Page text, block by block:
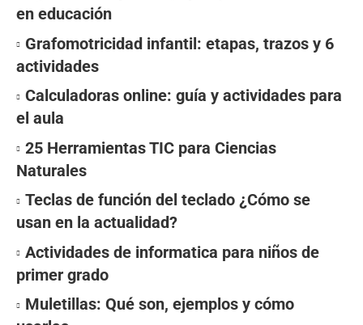
en educación
Grafomotricidad infantil: etapas, trazos y 6
actividades
Calculadoras online: guía y actividades para
el aula
25 Herramientas TIC para Ciencias
Naturales
Teclas de función del teclado ¿Cómo se
usan en la actualidad?
Actividades de informatica para niños de
primer grado
Muletillas: Qué son, ejemplos y cómo